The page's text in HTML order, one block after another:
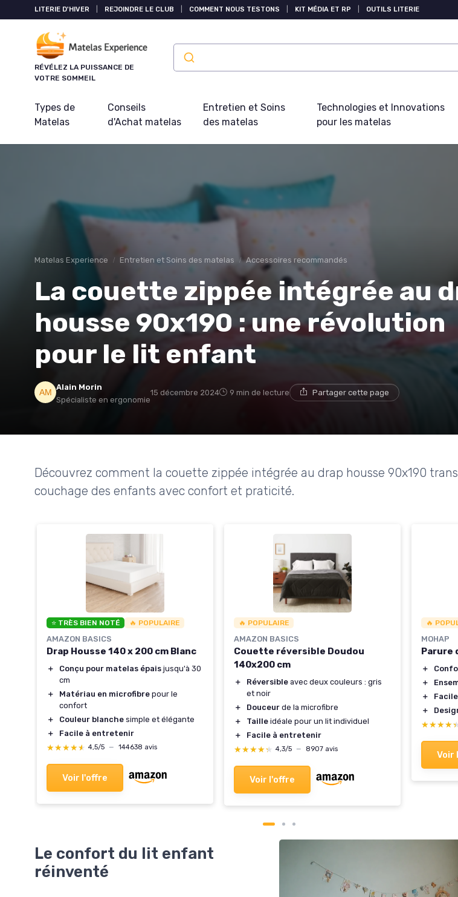
LITERIE D'HIVER REJOINDRE LE CLUB COMMENT NOUS TESTONS KIT MÉDIA ET RP OUTILS LITERIE
RÉVÉLEZ LA PUISSANCE DE
VOTRE SOMMEIL
Types de
Matelas
Conseils
d'Achat matelas
Entretien et Soins
des matelas
Technologies et Innovations
pour les matelas
Matelas Experience Entretien et Soins des matelas Accessoires recommandés
La couette zippée intégrée au
housse 90x190 : une révolution
pour le lit enfant
Alain Morin
Spécialiste en ergonomie
15 décembre 2024 9 min de lecture Partager cette page
Découvrez comment la couette zippée intégrée au drap housse 90x190
couchage des enfants avec confort et praticité.
⭐ TRÈS BIEN NOTÉ 🔥 POPULAIRE
AMAZON BASICS
Drap Housse 140 x 200 cm Blanc
＋ Conçu pour matelas épais jusqu'à 30
cm
＋
Matériau en microfibre pour le
confort
＋
Couleur blanche simple et élégante
＋
Facile à entretenir
★★★★★
★★★★★ 4,5/5 — 144638 avis
Voir l'offre
🔥 POPULAIRE
AMAZON BASICS
Couette réversible Doudou
140x200 cm
＋ Réversible avec deux couleurs : gris
et noir
＋
Douceur de la microfibre
＋
Taille idéale pour un lit individuel
＋
Facile à entretenir
★★★★★
★★★★★ 4,3/5 — 8907 avis
Voir l'offre
🔥
MOHAP
Parure
＋
＋
＋
＋
★★★★★
★★★★★
Voir
Le confort du lit enfant
réinventé
Panneau de gestion des cookies